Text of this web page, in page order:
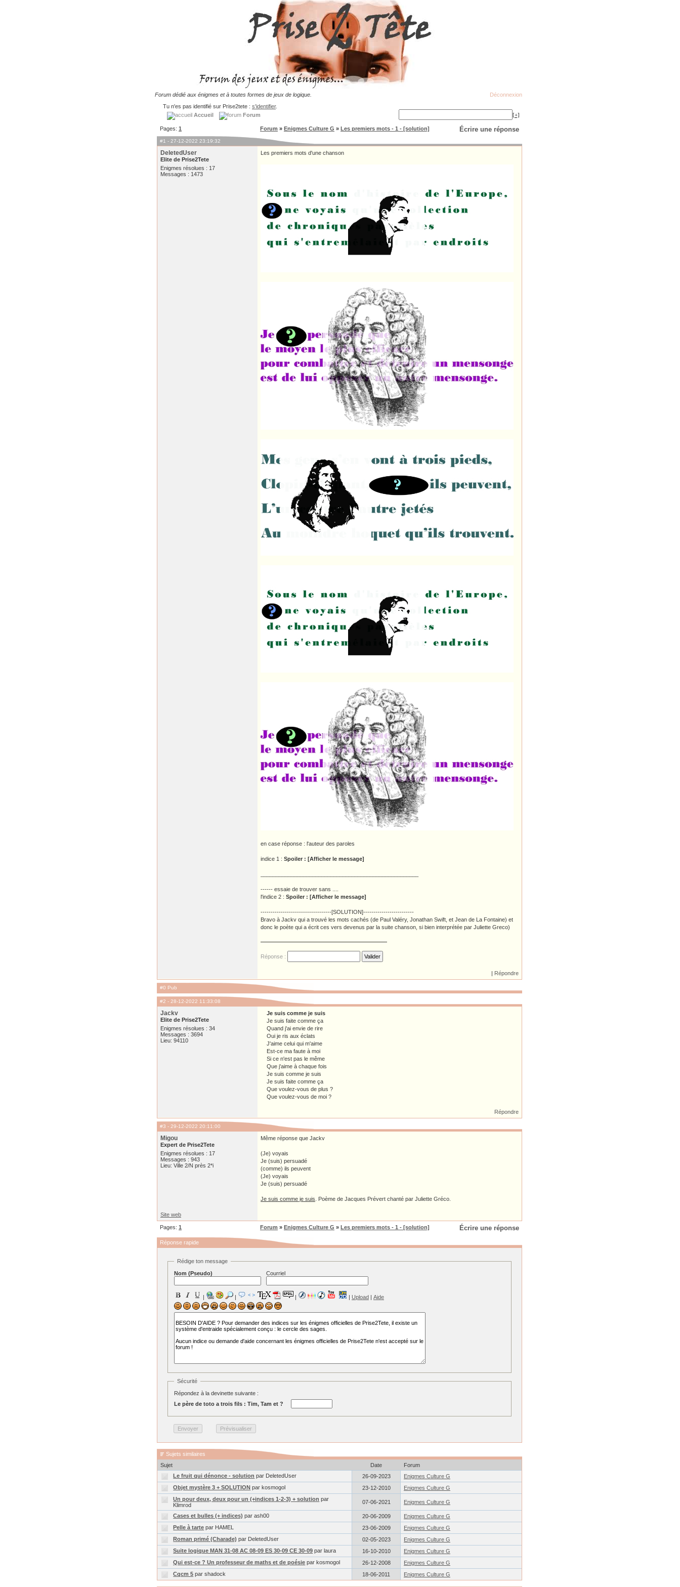
Forum dédié aux énigmes et à toutes formes de jeux de logique.
Déconnexion
Tu n'es pas identifié sur Prise2tete : s'identifier.
Accueil
Forum [+]
Pages: 1 Écrire une réponse
Forum » Enigmes Culture G » Les premiers mots - 1 - [solution]
#1 - 27-12-2022 23:19:32
DeletedUser
Elite de Prise2Tete
Enigmes résolues : 17
Messages : 1473
Les premiers mots d'une chanson
en case réponse : l'auteur des paroles
indice 1 : Spoiler : [Afficher le message]
------ essaie de trouver sans ....
l'indice 2 : Spoiler : [Afficher le message]
-----------------------------------[SOLUTION]-------------------------
Bravo à Jackv qui a trouvé les mots cachés (de Paul Valéry, Jonathan Swift, et Jean de La Fontaine) et
donc le poète qui a écrit ces vers devenus par la suite chanson, si bien interprétée par Juliette Greco)
Réponse :
| Répondre
#0 Pub
#2 - 28-12-2022 11:33:08
Jackv
Elite de Prise2Tete
Enigmes résolues : 34
Messages : 3694
Lieu: 94110
Je suis comme je suis
Je suis faite comme ça
Quand j'ai envie de rire
Oui je ris aux éclats
J'aime celui qui m'aime
Est-ce ma faute à moi
Si ce n'est pas le même
Que j'aime à chaque fois
Je suis comme je suis
Je suis faite comme ça
Que voulez-vous de plus ?
Que voulez-vous de moi ?
Répondre
#3 - 29-12-2022 20:11:00
Migou
Expert de Prise2Tete
Enigmes résolues : 17
Messages : 943
Lieu: Ville 2/N près 2*i
Même réponse que Jackv
(Je) voyais
Je (suis) persuadé
(comme) ils peuvent
(Je) voyais
Je (suis) persuadé
Je suis comme je suis . Poème de Jacques Prévert chanté par Juliette Gréco.
Site web
Écrire une réponse
Pages: 1 Forum » Enigmes Culture G » Les premiers mots - 1 - [solution]
Réponse rapide
Rédige ton message
Nom (Pseudo)
Courriel
| | | | Upload | Aide
Sécurité
Répondez à la devinette suivante :
Le père de toto a trois fils : Tim, Tam et ?
Sujets similaires
Sujet
Date
Forum
Le fruit qui dénonce - solution par DeletedUser 26-09-2023
Enigmes Culture G
Objet mystère 3 + SOLUTION par kosmogol 23-12-2010
Enigmes Culture G
Un pour deux, deux pour un (+indices 1-2-3) + solution par
Klimrod
07-06-2021 Enigmes Culture G
Cases et bulles (+ indices) par ash00 20-06-2009
Enigmes Culture G
Pelle à tarte par HAMEL 23-06-2009
Enigmes Culture G
Roman primé (Charade) par DeletedUser 02-05-2023
Enigmes Culture G
Suite logique MAN 31-08 AC 08-09 ES 30-09 CE 30-09 par laura 16-10-2010
Enigmes Culture G
Qui est-ce ? Un professeur de maths et de poésie par kosmogol 26-12-2008
Enigmes Culture G
Cqcm 5 par shadock 18-06-2011 Enigmes Culture G